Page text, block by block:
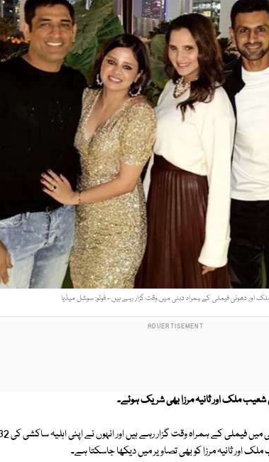
اور دھونی فیملی کے ہمراہ دبئی میں وقت گزار رہے ہیں - فوٹو: سوشل میڈیا
ملک اور ثانیہ مرزا بھی شریک ہوئے۔
اور ثانیہ مرزا کو بھی تصاویر میں دیکھا جاسکتا ہے۔